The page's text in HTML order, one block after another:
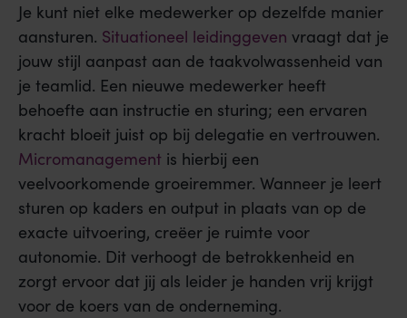
Je kunt niet elke medewerker op dezelfde manier
aansturen. Situationeel leidinggeven vraagt dat je
jouw stijl aanpast aan de taakvolwassenheid van
je teamlid. Een nieuwe medewerker heeft
behoefte aan instructie en sturing; een ervaren
kracht bloeit juist op bij delegatie en vertrouwen.
Micromanagement is hierbij een
veelvoorkomende groeiremmer. Wanneer je leert
sturen op kaders en output in plaats van op de
exacte uitvoering, creëer je ruimte voor
autonomie. Dit verhoogt de betrokkenheid en
zorgt ervoor dat jij als leider je handen vrij krijgt
voor de koers van de onderneming.